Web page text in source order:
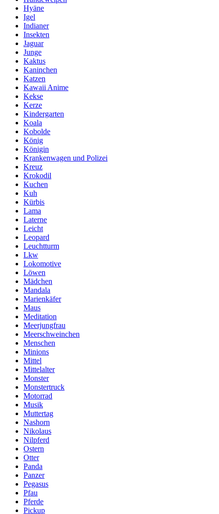
Hyäne
Igel
Indianer
Insekten
Jaguar
Junge
Kaktus
Kaninchen
Katzen
Kawaii Anime
Kekse
Kerze
Kindergarten
Koala
Kobolde
König
Königin
Krankenwagen und Polizei
Kreuz
Krokodil
Kuchen
Kuh
Kürbis
Lama
Laterne
Leicht
Leopard
Leuchtturm
Lkw
Lokomotive
Löwen
Mädchen
Mandala
Marienkäfer
Maus
Meditation
Meerjungfrau
Meerschweinchen
Menschen
Minions
Mittel
Mittelalter
Monster
Monstertruck
Motorrad
Musik
Muttertag
Nashorn
Nikolaus
Nilpferd
Ostern
Otter
Panda
Panzer
Pegasus
Pfau
Pferde
Pickup